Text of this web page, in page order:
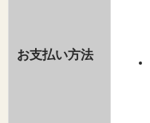
お支払い方法